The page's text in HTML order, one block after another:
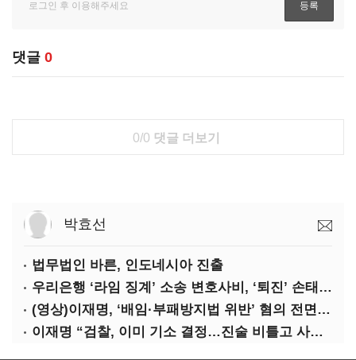
댓글 0
0/0 댓글 더보기
박효선
법무법인 바른, 인도네시아 진출
우리은행 ‘라임 징계’ 소송 변호사비, ‘퇴진’ 손태승 회장 개인이 납부하나
(영상)이재명, ‘배임·부패방지법 위반’ 혐의 전면 반박(종합)
이재명 “검찰, 이미 기소 결정…진술 비틀고 사건 조작에 악용”